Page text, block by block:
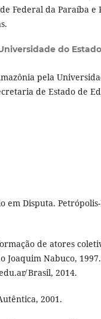
Federal da Paraíba e
do
pela
de Estado de
Disputa. Petrópolis-
de atores
Joaquim Nabuco, 1997.
Brasil, 2014.
2001.